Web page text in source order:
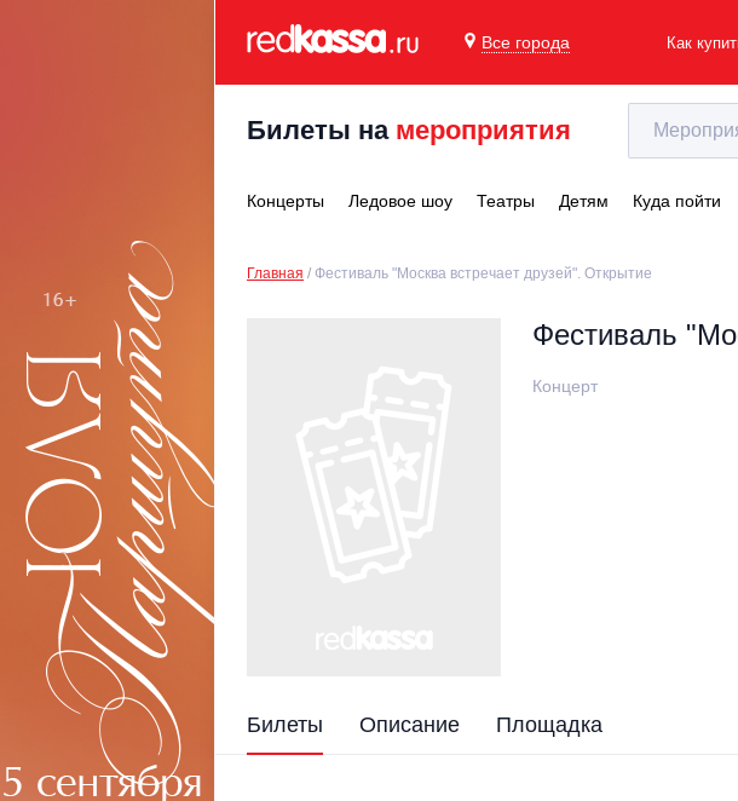
Все города Как
Билеты на мероприятия
Концерты Ледовое шоу Театры Детям Куда пойти
Главная Фестиваль "Москва встречает друзей". Открытие
Фестиваль
Концерт
Билеты Описание Площадка